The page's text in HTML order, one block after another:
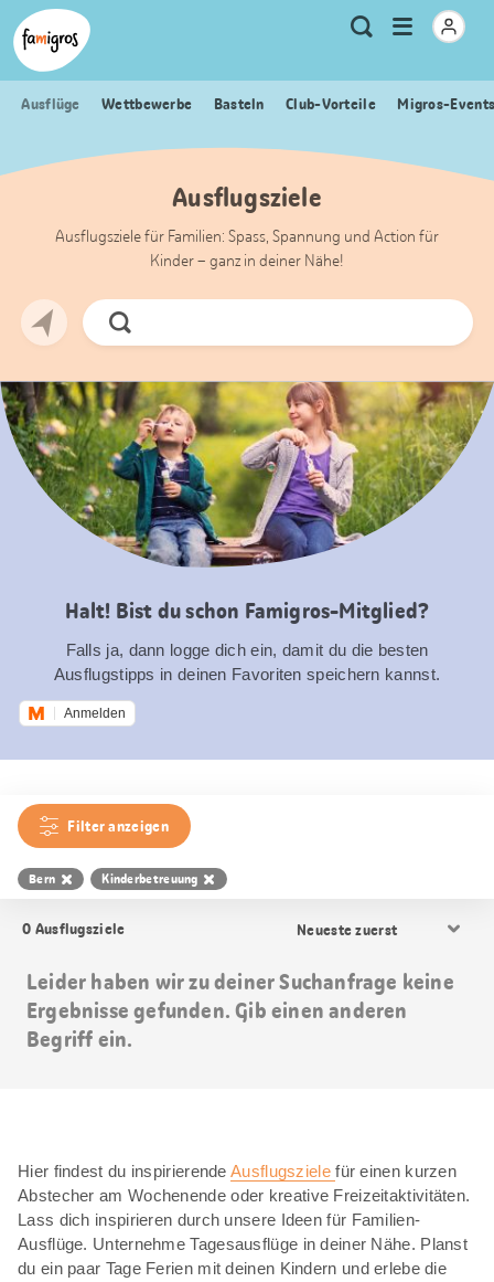
Sprungmarken
Navigation
Header
Logo
Meta
Navigation
Suche
Menu
öffnen
Ausflüge Wettbewerbe Basteln Club-Vorteile Migros-
Ausflugsziele
Ausflugsziele für Familien: Spass, Spannung und Action für
Kinder – ganz in deiner Nähe!
Jetzt
Suchen
Halt! Bist du schon Famigros-Mitglied?
Falls ja, dann logge dich ein, damit du die besten
Ausflugstipps in deinen Favoriten speichern kannst.
Anmelden
Filter anzeigen
Bern Kinderbetreuung
0 Ausflugsziele
Sortierung
Leider haben wir zu deiner Suchanfrage keine
Ergebnisse gefunden. Gib einen anderen
Begriff ein.
Hier findest du inspirierendeAusflugszielefür einen kurzen
Abstecher am Wochenende oder kreative Freizeitaktivitäten.
Lass dich inspirieren durch unsere Ideen für Familien-
Ausflüge. Unternehme Tagesausflüge in deiner Nähe. Planst
du ein paar Tage Ferien mit deinen Kindern und erlebe die